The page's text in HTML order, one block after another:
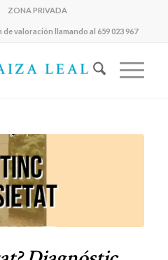
ZONA PRIVADA
valoración llamando al 659 023 967